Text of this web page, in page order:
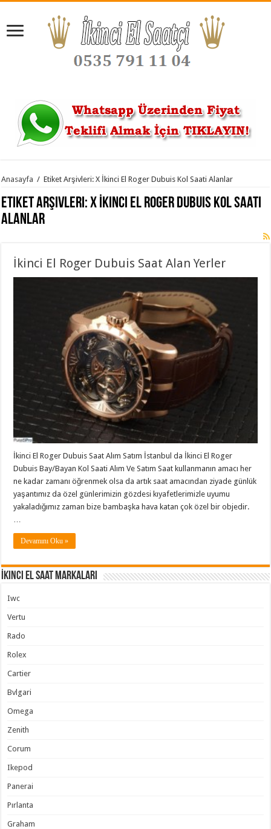
Anasayfa / Etiket Arşivleri: X İkinci El Roger Dubuis Kol Saati Alanlar
Etiket Arşivleri:X İkinci El Roger Dubuis Kol Saati
Alanlar
İkinci El Roger Dubuis Saat Alan Yerler
İkinci El Roger Dubuis Saat Alım Satım İstanbul da İkinci El Roger
Dubuis Bay/Bayan Kol Saati Alım Ve Satım Saat kullanmanın amacı her
ne kadar zamanı öğrenmek olsa da artık saat amacından ziyade günlük
yaşantımız da özel günlerimizin gözdesi kıyafetlerimizle uyumu
yakaladığımız zaman bize bambaşka hava katan çok özel bir objedir.
…
Devamını Oku »
İkinci El Saat Markaları
Iwc
Vertu
Rado
Rolex
Cartier
Bvlgari
Omega
Zenith
Corum
Ikepod
Panerai
Pırlanta
Graham